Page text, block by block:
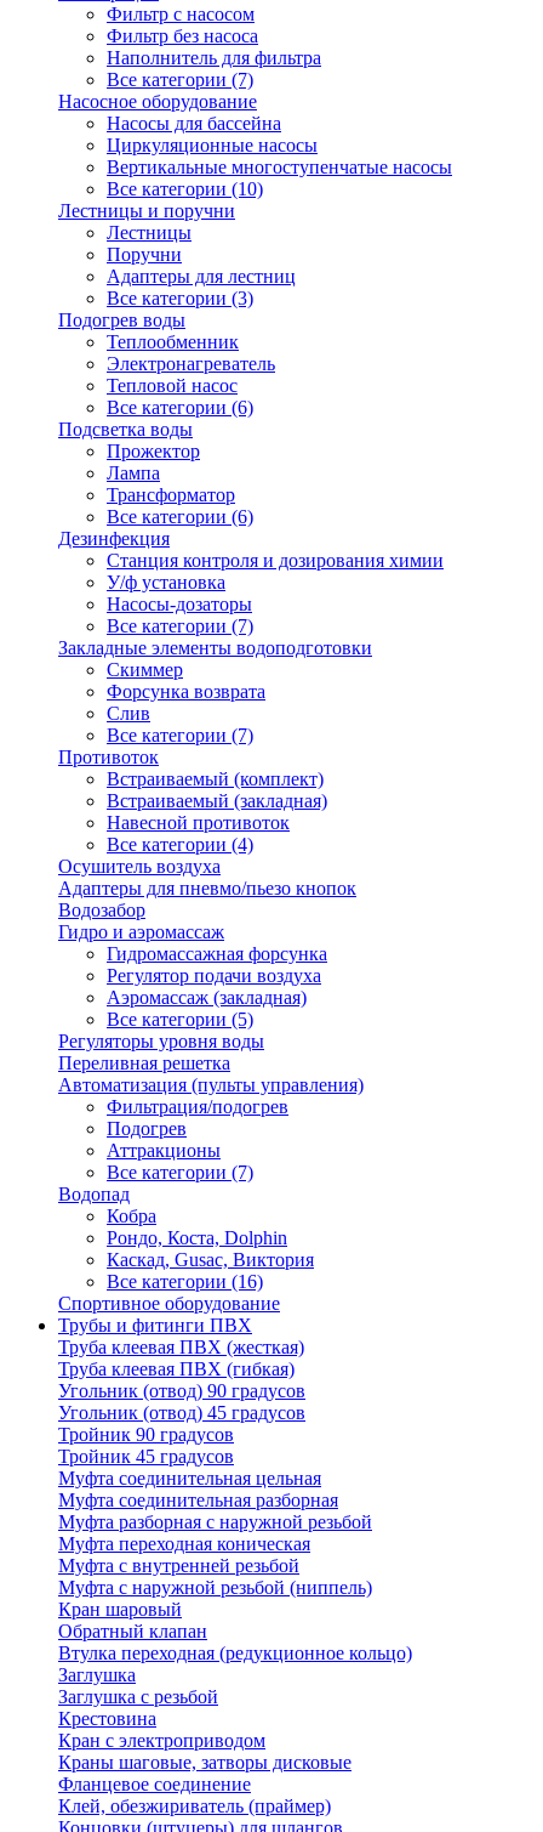
Фильтр с насосом
Фильтр без насоса
Наполнитель для фильтра
Все категории (7)
Насосное оборудование
Насосы для бассейна
Циркуляционные насосы
Вертикальные многоступенчатые насосы
Все категории (10)
Лестницы и поручни
Лестницы
Поручни
Адаптеры для лестниц
Все категории (3)
Подогрев воды
Теплообменник
Электронагреватель
Тепловой насос
Все категории (6)
Подсветка воды
Прожектор
Лампа
Трансформатор
Все категории (6)
Дезинфекция
Станция контроля и дозирования химии
У/ф установка
Насосы-дозаторы
Все категории (7)
Закладные элементы водоподготовки
Скиммер
Форсунка возврата
Слив
Все категории (7)
Противоток
Встраиваемый (комплект)
Встраиваемый (закладная)
Навесной противоток
Все категории (4)
Осушитель воздуха
Адаптеры для пневмо/пьезо кнопок
Водозабор
Гидро и аэромассаж
Гидромассажная форсунка
Регулятор подачи воздуха
Аэромассаж (закладная)
Все категории (5)
Регуляторы уровня воды
Переливная решетка
Автоматизация (пульты управления)
Фильтрация/подогрев
Подогрев
Аттракционы
Все категории (7)
Водопад
Кобра
Рондо, Коста, Dolphin
Каскад, Gusac, Виктория
Все категории (16)
Спортивное оборудование
Трубы и фитинги ПВХ
Труба клеевая ПВХ (жесткая)
Труба клеевая ПВХ (гибкая)
Угольник (отвод) 90 градусов
Угольник (отвод) 45 градусов
Тройник 90 градусов
Тройник 45 градусов
Муфта соединительная цельная
Муфта соединительная разборная
Муфта разборная с наружной резьбой
Муфта переходная коническая
Муфта с внутренней резьбой
Муфта с наружной резьбой (ниппель)
Кран шаровый
Обратный клапан
Втулка переходная (редукционное кольцо)
Заглушка
Заглушка с резьбой
Крестовина
Кран с электроприводом
Краны шаговые, затворы дисковые
Фланцевое соединение
Клей, обезжириватель (праймер)
Концовки (штуцеры) для шлангов